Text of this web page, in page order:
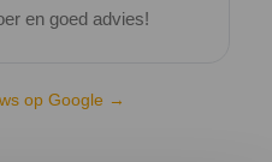
en goed advies!
op Google →